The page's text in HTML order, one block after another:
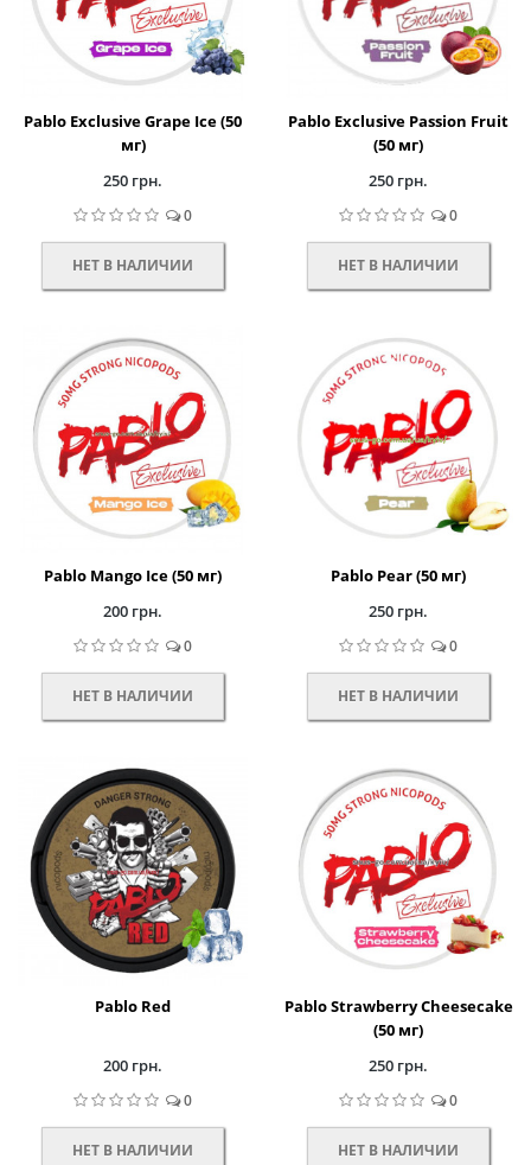
Pablo Exclusive Grape Ice (50
мг)
250 грн.
0
НЕТ В НАЛИЧИИ
Pablo Exclusive Passion Fruit
(50 мг)
250 грн.
0
НЕТ В НАЛИЧИИ
Pablo Mango Ice (50 мг)
200 грн.
0
НЕТ В НАЛИЧИИ
Pablo Pear (50 мг)
250 грн.
0
НЕТ В НАЛИЧИИ
Pablo Red
200 грн.
0
НЕТ В НАЛИЧИИ
Pablo Strawberry Cheesecake
(50 мг)
250 грн.
0
НЕТ В НАЛИЧИИ